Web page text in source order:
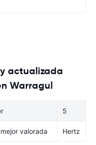
actualizada
Warragul
5
valorada Hertz